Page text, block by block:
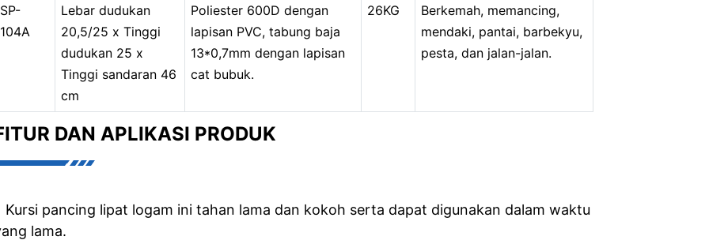
SP-
104A
Lebar dudukan
20,5/25 x Tinggi
dudukan 25 x
Tinggi sandaran 46
cm
Poliester 600D dengan
lapisan PVC, tabung baja
13*0,7mm dengan lapisan
cat bubuk.
26KG
Berkemah, memancing,
mendaki, pantai, barbekyu,
pesta, dan jalan-jalan.
DAN APLIKASI PRODUK
Kursi pancing lipat logam ini tahan lama dan kokoh serta dapat digunakan dalam waktu
lama.